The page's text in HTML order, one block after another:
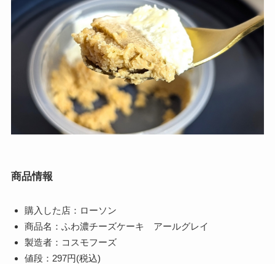
商品情報
購入した店：ローソン
商品名：ふわ濃チーズケーキ アールグレイ
製造者：コスモフーズ
値段：297円(税込)